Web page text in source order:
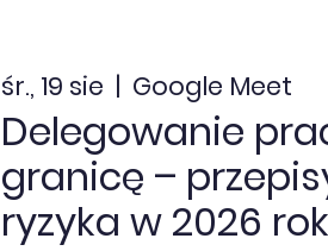
śr., 19 sie
  |
Google Meet
Delegowanie
granicę –
ryzyka w 2026